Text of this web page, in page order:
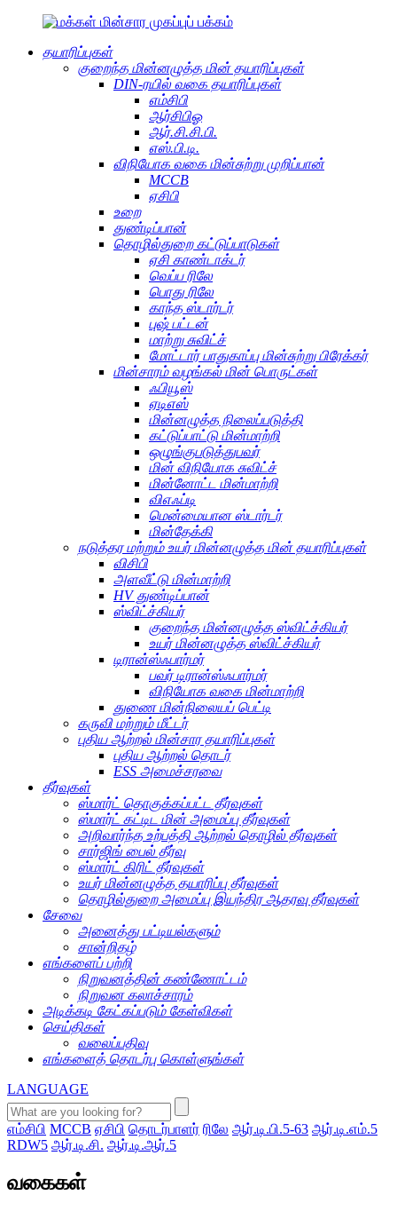
தயாரிப்புகள்
குறைந்த மின்னழுத்த மின் தயாரிப்புகள்
DIN-ரயில் வகை தயாரிப்புகள்
எம்சிபி
ஆர்சிபிஓ
ஆர்.சி.சி.பி.
எஸ்.பி.டி.
விநியோக வகை மின்சுற்று முறிப்பான்
MCCB
ஏசிபி
உறை
துண்டிப்பான்
தொழில்துறை கட்டுப்பாடுகள்
ஏசி காண்டாக்டர்
வெப்ப ரிலே
பொது ரிலே
காந்த ஸ்டார்டர்
புஷ் பட்டன்
மாற்று சுவிட்ச்
மோட்டார் பாதுகாப்பு மின்சுற்று பிரேக்கர்
மின்சாரம் வழங்கல் மின் பொருட்கள்
ஃபியூஸ்
ஏடிஎஸ்
மின்னழுத்த நிலைப்படுத்தி
கட்டுப்பாட்டு மின்மாற்றி
ஒழுங்குபடுத்துபவர்
மின் விநியோக சுவிட்ச்
மின்னோட்ட மின்மாற்றி
விஎஃப்டி
மென்மையான ஸ்டார்டர்
மின்தேக்கி
நடுத்தர மற்றும் உயர் மின்னழுத்த மின் தயாரிப்புகள்
விசிபி
அளவீட்டு மின்மாற்றி
HV துண்டிப்பான்
ஸ்விட்ச்கியர்
குறைந்த மின்னழுத்த ஸ்விட்ச்கியர்
உயர் மின்னழுத்த ஸ்விட்ச்கியர்
டிரான்ஸ்ஃபார்மர்
பவர் டிரான்ஸ்ஃபார்மர்
விநியோக வகை மின்மாற்றி
துணை மின்நிலையப் பெட்டி
கருவி மற்றும் மீட்டர்
புதிய ஆற்றல் மின்சார தயாரிப்புகள்
புதிய ஆற்றல் தொடர்
ESS அமைச்சரவை
தீர்வுகள்
ஸ்மார்ட் தொகுக்கப்பட்ட தீர்வுகள்
ஸ்மார்ட் கட்டிட மின் அமைப்பு தீர்வுகள்
அறிவார்ந்த உற்பத்தி ஆற்றல் தொழில் தீர்வுகள்
சார்ஜிங் பைல் தீர்வு
ஸ்மார்ட் கிரிட் தீர்வுகள்
உயர் மின்னழுத்த தயாரிப்பு தீர்வுகள்
தொழில்துறை அமைப்பு இயந்திர ஆதரவு தீர்வுகள்
சேவை
அனைத்து பட்டியல்களும்
சான்றிதழ்
எங்களைப் பற்றி
நிறுவனத்தின் கண்ணோட்டம்
நிறுவன கலாச்சாரம்
அடிக்கடி கேட்கப்படும் கேள்விகள்
செய்திகள்
வலைப்பதிவு
எங்களைத் தொடர்பு கொள்ளுங்கள்
LANGUAGE
எம்சிபி MCCB ஏசிபி தொடர்பாளர் ரிலே ஆர்.டி.பி.5-63 ஆர்.டி.எம்.5
RDW5 ஆர்.டி.சி. ஆர்.டி.ஆர்.5
வகைகள்